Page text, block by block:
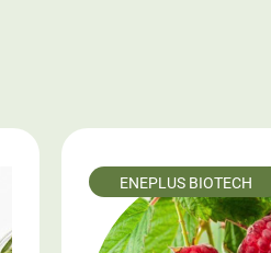
ENEPLUS BIOTECH